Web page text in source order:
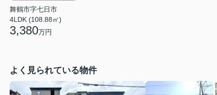
舞鶴市字七日市
4LDK (108.88㎡)
3,380万円
よく見られている物件